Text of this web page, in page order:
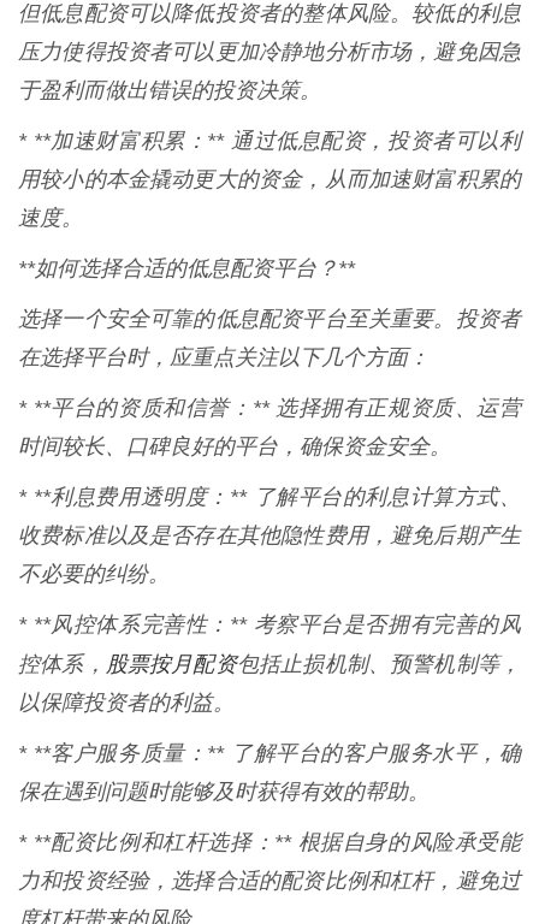
但低息配资可以降低投资者的整体风险。较低的利息
压力使得投资者可以更加冷静地分析市场，避免因急
于盈利而做出错误的投资决策。
* **加速财富积累：** 通过低息配资，投资者可以利
用较小的本金撬动更大的资金，从而加速财富积累的
速度。
**如何选择合适的低息配资平台？**
选择一个安全可靠的低息配资平台至关重要。投资者
在选择平台时，应重点关注以下几个方面：
* **平台的资质和信誉：** 选择拥有正规资质、运营
时间较长、口碑良好的平台，确保资金安全。
* **利息费用透明度：** 了解平台的利息计算方式、
收费标准以及是否存在其他隐性费用，避免后期产生
不必要的纠纷。
* **风控体系完善性：** 考察平台是否拥有完善的风
控体系， 股票按月配资包括止损机制、预警机制等，
以保障投资者的利益。
* **客户服务质量：** 了解平台的客户服务水平，确
保在遇到问题时能够及时获得有效的帮助。
* **配资比例和杠杆选择：** 根据自身的风险承受能
力和投资经验，选择合适的配资比例和杠杆，避免过